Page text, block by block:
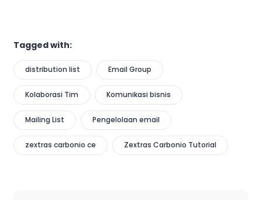
Tagged with:
distribution list Email Group
Kolaborasi Tim Komunikasi bisnis
Mailing List Pengelolaan email
zextras carbonio ce Zextras Carbonio Tutorial